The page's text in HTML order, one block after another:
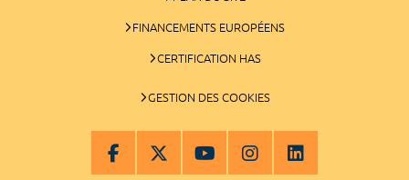
FINANCEMENTS EUROPÉENS
CERTIFICATION HAS
GESTION DES COOKIES